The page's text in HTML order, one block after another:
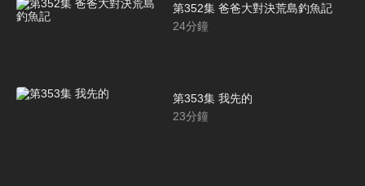
第352集 爸爸大對決荒島釣魚記
24分鐘
第353集 我先的
23分鐘